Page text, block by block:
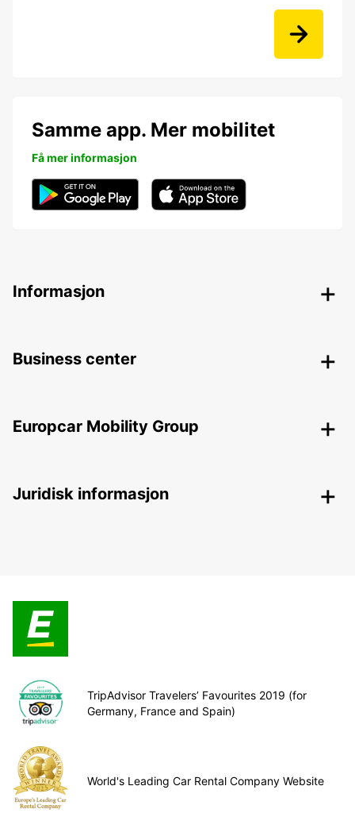
Samme app. Mer mobilitet
Få mer informasjon
Informasjon
Business center
Europcar Mobility Group
Juridisk informasjon
TripAdvisor Travelers’ Favourites 2019 (for
Germany, France and Spain)
World's Leading Car Rental Company Website